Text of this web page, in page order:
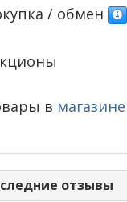
/ обмен
в магазине
отзывы